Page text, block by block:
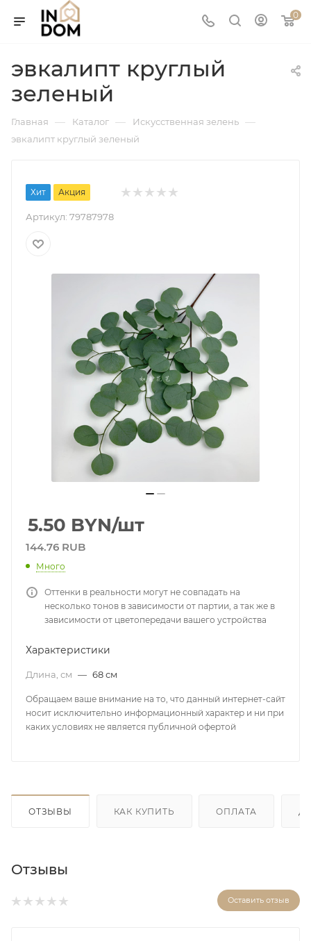
0
эвкалипт круглый
зеленый
Главная — Каталог — Искусственная зелень —
эвкалипт круглый зеленый
Хит Акция
Артикул: 79787978
5.50 BYN/шт
144.76 RUB
Много
Оттенки в реальности могут не совпадать на
несколько тонов в зависимости от партии, а так же в
зависимости от цветопередачи вашего устройства
Характеристики
Длина, см — 68 см
Обращаем ваше внимание на то, что данный интернет-сайт
носит исключительно информационный характер и ни при
каких условиях не является публичной офертой
ОТЗЫВЫ КАК КУПИТЬ ОПЛАТА
Отзывы
Оставить отзыв